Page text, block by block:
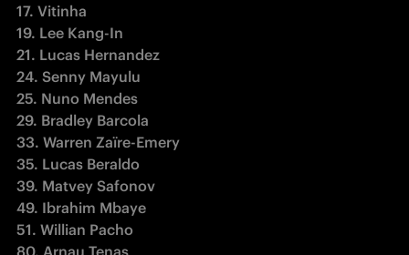
17. Vitinha
19. Lee Kang-In
21. Lucas Hernandez
24. Senny Mayulu
25. Nuno Mendes
29. Bradley Barcola
33. Warren Zaïre-Emery
35. Lucas Beraldo
39. Matvey Safonov
49. Ibrahim Mbaye
51. Willian Pacho